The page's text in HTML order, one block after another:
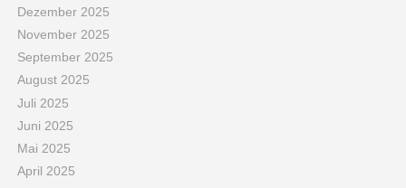
Dezember 2025
November 2025
September 2025
August 2025
Juli 2025
Juni 2025
Mai 2025
April 2025